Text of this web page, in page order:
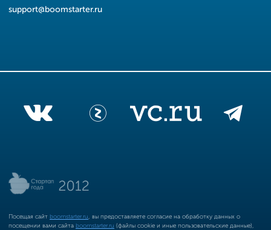
support@boomstarter.ru
Посещая сайт boomstarter.ru , вы предоставляете согласие на обработку данных о
посещении вами сайта boomstarter.ru (файлы cookie и иные пользовательские данные),